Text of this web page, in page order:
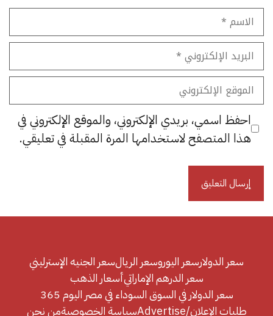
الاسم
البريد
الإلكتروني
الموقع
الإلكتروني
احفظ اسمي، بريدي الإلكتروني، والموقع الإلكتروني في
هذا المتصفح لاستخدامها المرة المقبلة في تعليقي.
سعر الدولارسعر اليوروسعر الريالسعر الجنيه الإسترليني
سعر الدرهم الإماراتيأسعار الذهب
سعر الدولار في السوق السوداء في مصر اليوم 365
طلبات الإعلان/Advertise
سياسة الخصوصيةمن نحن